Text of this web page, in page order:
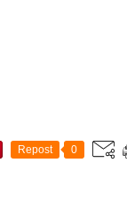
Repost 0